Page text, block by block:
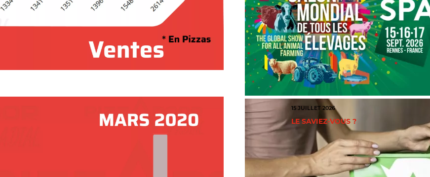
15 JUILLET 2026
LE SAVIEZ-VOUS ?